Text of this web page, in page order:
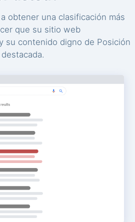
obtener una clasificación más
que su sitio web
su contenido digno de Posición
destacada.